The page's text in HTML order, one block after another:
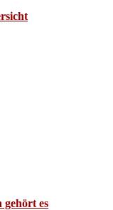
gehört es